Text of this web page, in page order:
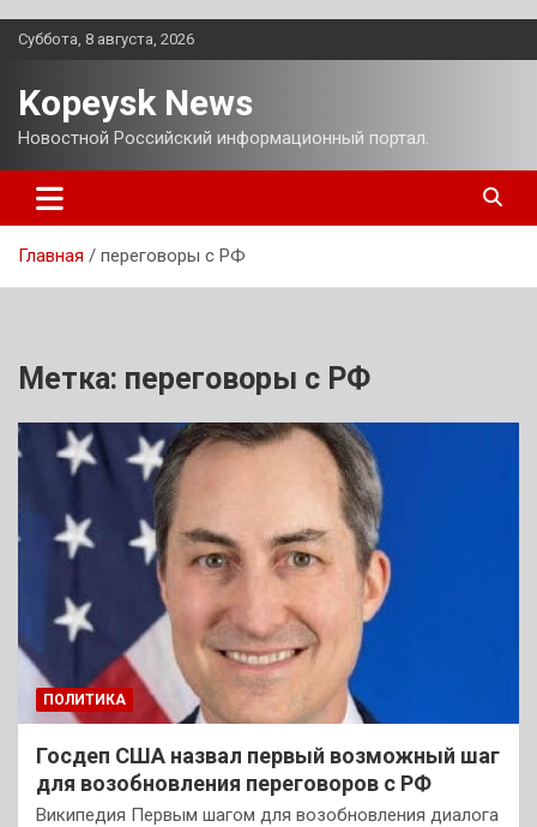
Перейти
Суббота, 8 августа, 2026
Kopeysk News
Новостной Российский информационный портал.
Главная переговоры с РФ
Метка: переговоры с РФ
ПОЛИТИКА
Госдеп США назвал первый возможный шаг
для возобновления переговоров с РФ
Википедия Первым шагом для возобновления диалога